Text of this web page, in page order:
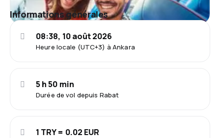
Informations générales
Heure locale (UTC+3) à Ankara
08:38, 10 août 2026
Durée de vol depuis Rabat
5 h 50 min
1 TRY = 0.02 EUR